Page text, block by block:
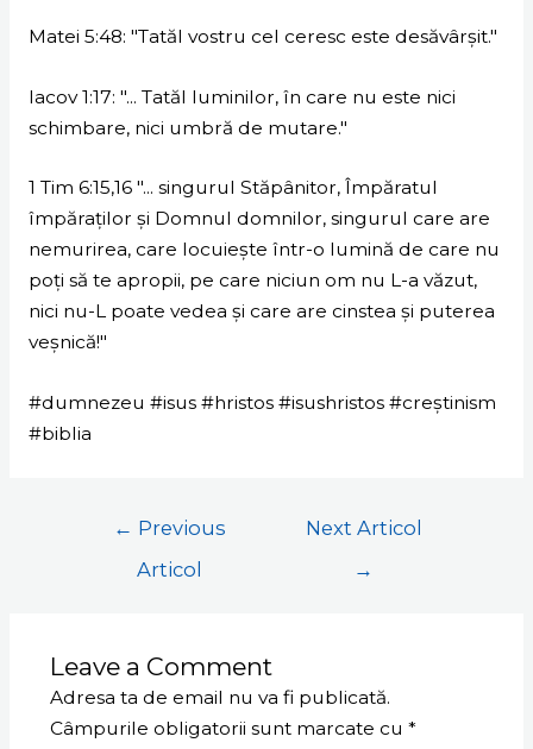
Matei 5:48: "Tatăl vostru cel ceresc este desăvârşit."
Iacov 1:17: "... Tatăl luminilor, în care nu este nici
schimbare, nici umbră de mutare."
1 Tim 6:15,16 "... singurul Stăpânitor, Împăratul
împăraţilor şi Domnul domnilor, singurul care are
nemurirea, care locuieşte într-o lumină de care nu
poţi să te apropii, pe care niciun om nu L-a văzut,
nici nu-L poate vedea şi care are cinstea şi puterea
veşnică!"
#dumnezeu #isus #hristos #isushristos #creștinism
#biblia
← Previous
Articol
Next Articol
→
Leave a Comment
Adresa ta de email nu va fi publicată.
Câmpurile obligatorii sunt marcate cu *